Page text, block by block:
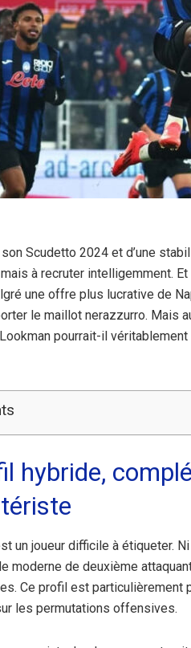
Scudetto 2024 et d’une
à recruter intelligemment.
une offre plus lucrative de
le maillot nerazzurro. Mais
pourrait-il
hybride,
un joueur difficile à étiqueter.
moderne de deuxième
Ce profil est
les permutations offensives.